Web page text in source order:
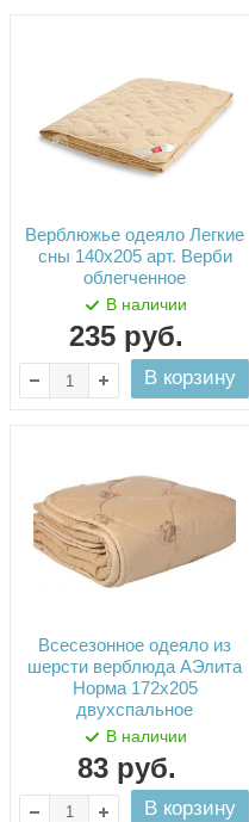
Верблюжье одеяло Легкие
сны 140х205 арт. Верби
облегченное
В наличии
235 руб.
В корзину
Всесезонное одеяло из
шерсти верблюда АЭлита
Норма 172х205
двухспальное
В наличии
83руб.
В корзину